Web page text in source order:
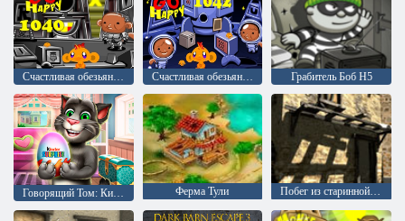
Счастливая обезьянка: уровень 1040 Счастливая обезьянка: уровень 1042 Грабитель Боб H5
Ферма Тули Побег из старинной деревни